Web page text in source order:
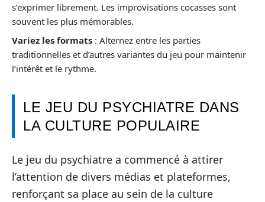
s’exprimer librement. Les improvisations cocasses sont
souvent les plus mémorables.
Variez les formats : Alternez entre les parties
traditionnelles et d’autres variantes du jeu pour maintenir
l’intérêt et le rythme.
LE JEU DU PSYCHIATRE DANS
LA CULTURE POPULAIRE
Le jeu du psychiatre a commencé à attirer
l’attention de divers médias et plateformes,
renforçant sa place au sein de la culture